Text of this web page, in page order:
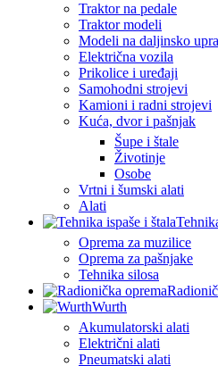
Traktor na pedale
Traktor modeli
Modeli na daljinsko
Električna vozila
Prikolice i uređaji
Samohodni strojevi
Kamioni i radni strojevi
Kuća, dvor i pašnjak
Šupe i štale
Životinje
Osobe
Vrtni i šumski alati
Alati
Oprema za muzilice
Oprema za pašnjake
Tehnika silosa
Wurth
Akumulatorski alati
Električni alati
Pneumatski alati